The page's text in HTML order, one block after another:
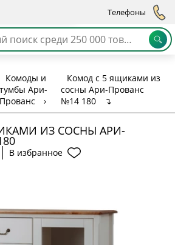
Телефоны
Комоды и
тумбы Ари-
Прованс
›
Комод с 5 ящиками из
сосны Ари-Прованс
№14 180
↴
ИЗ СОСНЫ АРИ-
В избранное